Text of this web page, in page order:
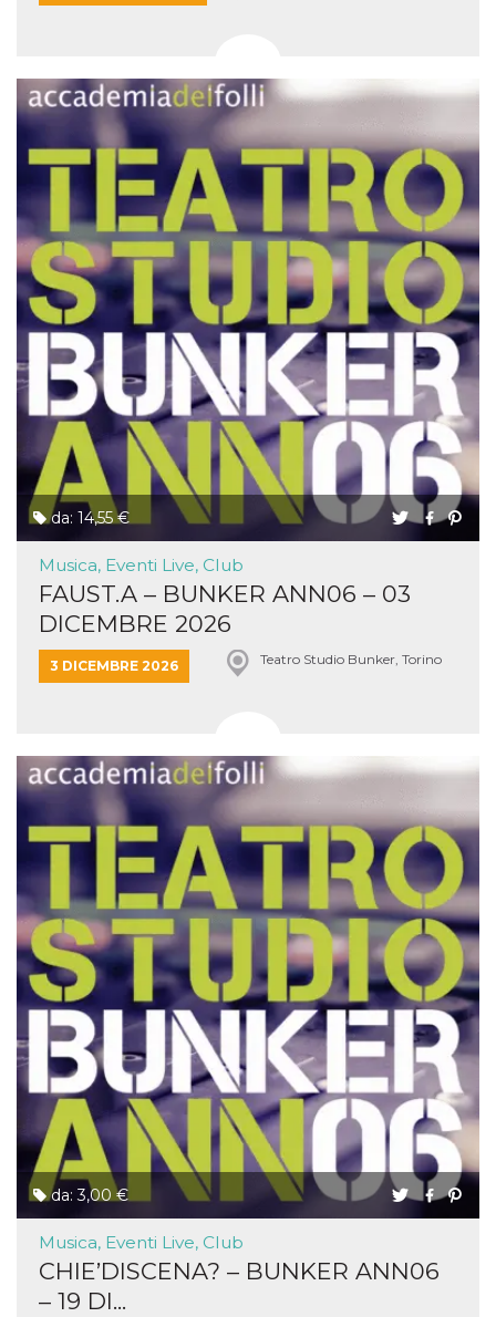
da: 14,55 €
Musica, Eventi Live, Club
FAUST.A – BUNKER ANN06 – 03
DICEMBRE 2026
3 DICEMBRE 2026 Teatro Studio Bunker, Torino
da: 3,00 €
Musica, Eventi Live, Club
CHIE’DISCENA? – BUNKER ANN06
– 19 DI...